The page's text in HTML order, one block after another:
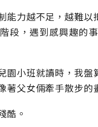
能力越不足，越難
段，遇到感興趣的
園小班就讀時，我
著父女倆牽手散步的
酷。